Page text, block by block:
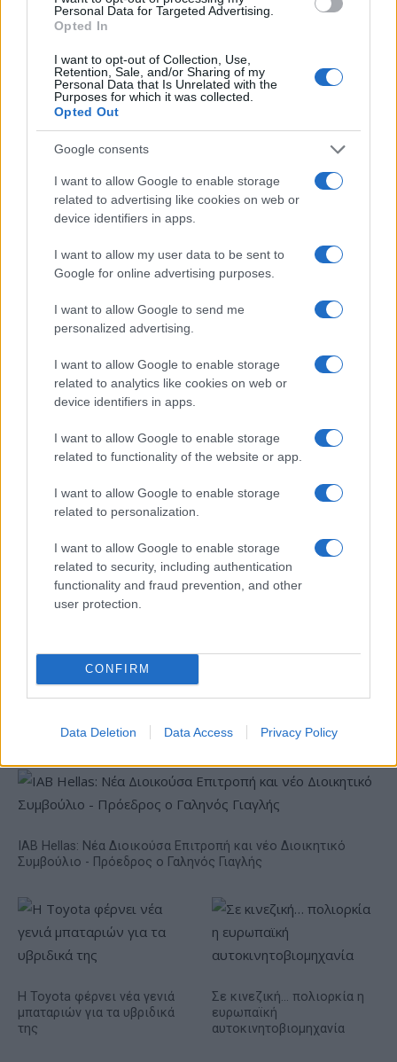
Personal Data for Targeted Advertising.
Opted In
I want to opt-out of Collection, Use,
Retention, Sale, and/or Sharing of my
Personal Data that Is Unrelated with the
Purposes for which it was collected.
Opted Out
Google consents
I want to allow Google to enable storage
related to advertising like cookies on web or
device identifiers in apps.
I want to allow my user data to be sent to
Google for online advertising purposes.
I want to allow Google to send me
personalized advertising.
I want to allow Google to enable storage
related to analytics like cookies on web or
device identifiers in apps.
I want to allow Google to enable storage
related to functionality of the website or app.
I want to allow Google to enable storage
related to personalization.
I want to allow Google to enable storage
related to security, including authentication
functionality and fraud prevention, and other
user protection.
CONFIRM
Data Deletion Data Access Privacy Policy
Έχασαν μέσα από τα χέρια τους την πρόκριση στους «4» οι
Νεάνιδες, ήττα 66-74 από τη Λιθουανία στην παράταση
Ο Ένες Καντέρ θέλει να
δηλώσει συμμετοχή στο
πώληση συμμετοχής στο
Sofia South Ring Mall έναντι
Β.Σ. Καρούλιας: Τζίρος 98,7 εκατ. ευρώ και αύξηση κερδών
57% - Τα νέα στοιχήματα σε low & non alcohol
Χρηματοοικονομικός
σύμβουλος της ΔΕΗ για την
είσοδο στην πολωνική
ξεκίνησε το πρόγραμμα
εισφορών ΕΔΟΕΑΠ
IAB Hellas: Νέα Διοικούσα Επιτροπή και νέο Διοικητικό
Συμβούλιο - Πρόεδρος ο Γαληνός Γιαγλής
Η Toyota φέρνει νέα γενιά
μπαταριών για τα υβριδικά
της
Σε κινεζική… πολιορκία η
ευρωπαϊκή
αυτοκινητοβιομηχανία